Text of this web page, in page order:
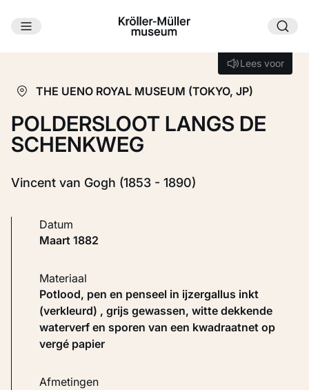
Ga naar hoofdinhoud
Lees voor
Lees voor
THE UENO ROYAL MUSEUM (TOKYO, JP)
POLDERSLOOT LANGS DE
SCHENKWEG
Vincent van Gogh (1853 - 1890)
Datum
maart 1882
Materiaal
Potlood, pen en penseel in ijzergallus inkt
(verkleurd) , grijs gewassen, witte dekkende
waterverf en sporen van een kwadraatnet op
vergé papier
Afmetingen